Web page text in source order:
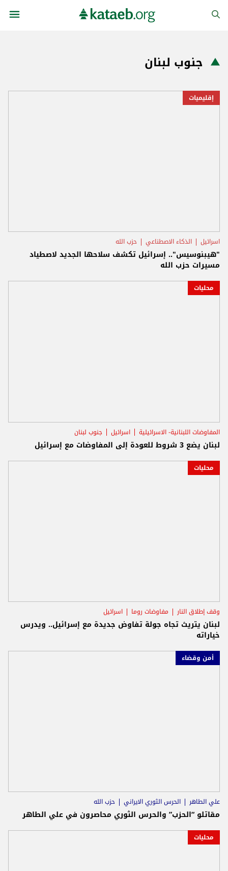
جنوب لبنان
إقليميات
اسرائيل الذكاء الاصطناعي حزب الله
"هيبنوسيس".. إسرائيل تكشف سلاحها الجديد لاصطياد
مسيرات حزب الله
محليات
المفاوضات اللبنانية- الاسرائيلية اسرائيل جنوب لبنان
لبنان يضع 3 شروط للعودة إلى المفاوضات مع إسرائيل
محليات
وقف إطلاق النار مفاوضات روما اسرائيل
لبنان يتريث تجاه جولة تفاوض جديدة مع إسرائيل.. ويدرس
خياراته
أمن وقضاء
علي الطاهر الحرس الثوري الايراني حزب الله
مقاتلو “الحزب” والحرس الثوري محاصرون في علي الطاهر
محليات